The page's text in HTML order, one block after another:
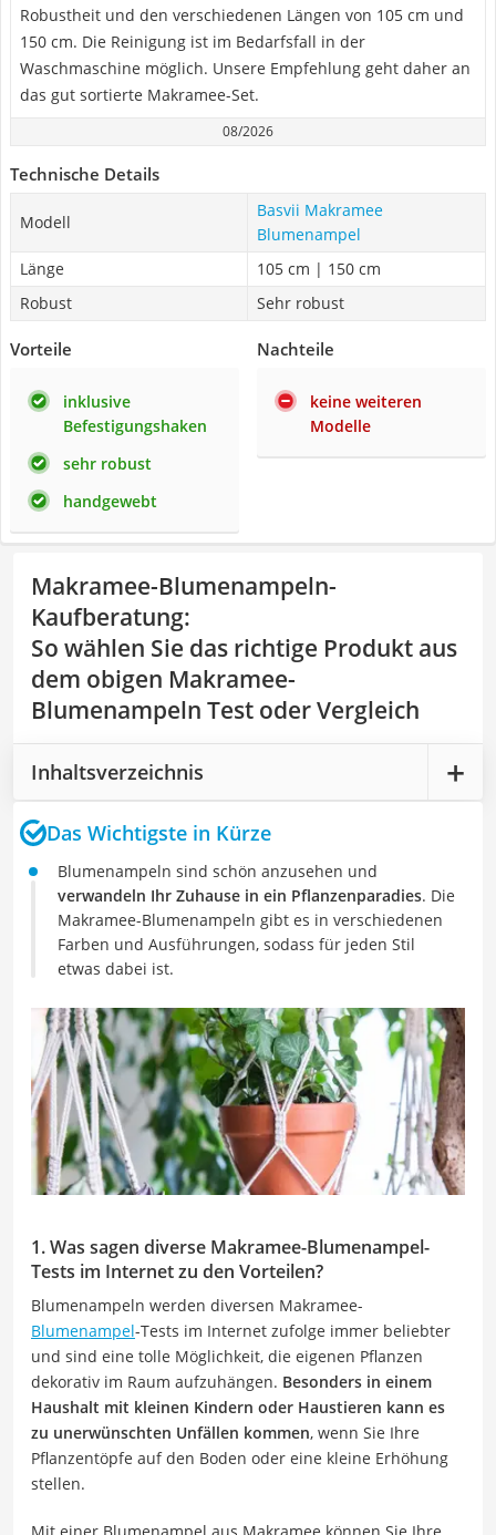
Robustheit und den verschiedenen Längen von 105 cm und
150 cm. Die Reinigung ist im Bedarfsfall in der
Waschmaschine möglich. Unsere Empfehlung geht daher an
das gut sortierte Makramee-Set.
08/2026
Technische Details
Modell
Basvii Makramee
Blumenampel
Länge
105 cm | 150 cm
Robust
Sehr robust
Vorteile
inklusive
Befestigungshaken
sehr robust
handgewebt
Nachteile
keine weiteren
Modelle
Makramee-Blumenampeln-
Kaufberatung:
So wählen Sie das richtige Produkt aus
dem obigen Makramee-
Blumenampeln Test oder Vergleich
Inhaltsverzeichnis
Das Wichtigste in Kürze
Blumenampeln sind schön anzusehen und
verwandeln Ihr Zuhause in ein Pflanzenparadies. Die
Makramee-Blumenampeln gibt es in verschiedenen
Farben und Ausführungen, sodass für jeden Stil
etwas dabei ist.
1. Was sagen diverse Makramee-Blumenampel-
Tests im Internet zu den Vorteilen?
Blumenampeln werden diversen Makramee-
Blumenampel-Tests im Internet zufolge immer beliebter
und sind eine tolle Möglichkeit, die eigenen Pflanzen
dekorativ im Raum aufzuhängen. Besonders in einem
Haushalt mit kleinen Kindern oder Haustieren kann es
zu unerwünschten Unfällen kommen, wenn Sie Ihre
Pflanzentöpfe auf den Boden oder eine kleine Erhöhung
stellen.
Mit einer Blumenampel aus Makramee können Sie Ihre